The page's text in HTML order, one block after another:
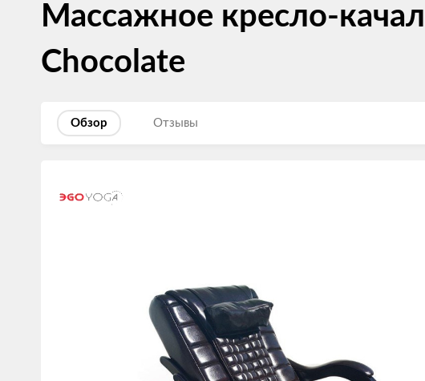
Массажное кресло-
Chocolate
Обзор Отзывы